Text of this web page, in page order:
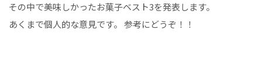
その中で美味しかったお菓子ベスト3を発表します。
あくまで個人的な意見です。 参考にどうぞ！！